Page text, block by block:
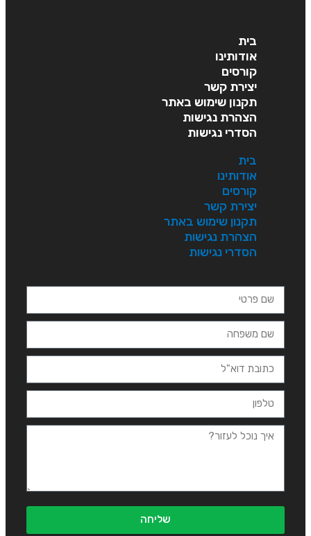
בית
אודותינו
קורסים
יצירת קשר
תקנון שימוש באתר
הצהרת נגישות
הסדרי נגישות
בית
אודותינו
קורסים
יצירת קשר
תקנון שימוש באתר
הצהרת נגישות
הסדרי נגישות
שליחה